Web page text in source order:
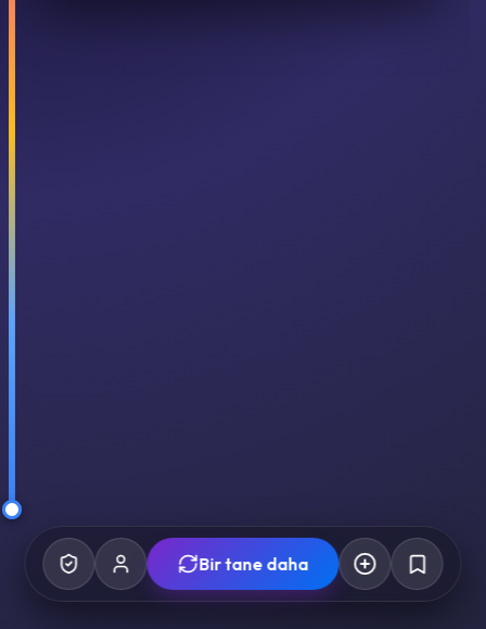
Bir tane daha